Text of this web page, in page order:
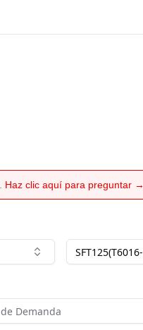
Haz clic aquí para preguntar →